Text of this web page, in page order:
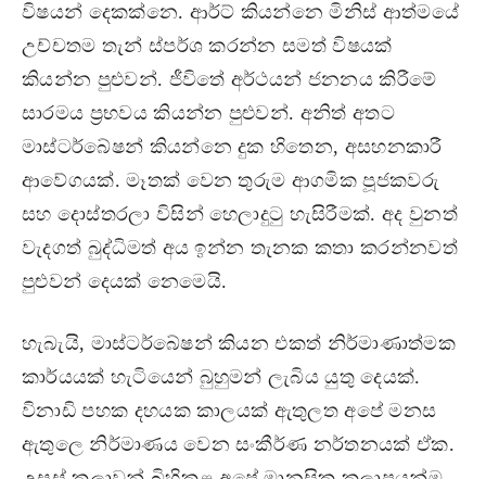
විෂයන් දෙකක්නෙ. ආර්ට් කියන්නෙ මිනිස් ආත්මයේ
උච්චතම තැන් ස්පර්ශ කරන්න සමත් විෂයක්
කියන්න පුළුවන්. ජීවිතේ අර්ථයන් ජනනය කිරීමේ
සාරමය ප්‍රභවය කියන්න පුළුවන්. අනිත් අතට
මාස්ටර්බේෂන් කියන්නෙ දුක හිතෙන, අසහනකාරී
ආවේගයක්. මෑතක් වෙන තුරුම ආගමික පූජකවරු
සහ දොස්තරලා විසින් හෙලාදුටු හැසිරීමක්. අද වුනත්
වැදගත් බුද්ධිමත් අය ඉන්න තැනක කතා කරන්නවත්
පුළුවන් දෙයක් නෙමෙයි.
හැබැයි, මාස්ටර්බේෂන් කියන එකත් නිර්මාණාත්මක
කාර්යයක් හැටියෙන් බුහුමන් ලැබිය යුතු දෙයක්.
විනාඩි පහක දහයක කාලයක් ඇතුලත අපේ මනස
ඇතුලෙ නිර්මාණය වෙන සංකීර්ණ නර්තනයක් ඒක.